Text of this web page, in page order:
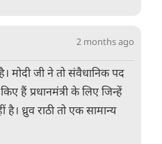
2 months ago
है। मोदी जी ने तो संवैधानिक पद
हैं प्रधानमंत्री के लिए जिन्हें
ध्रुव राठी तो एक सामान्य